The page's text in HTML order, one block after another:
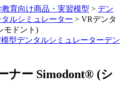
教育向け商品・実習模型 > デン
タルシミュレーター > VRデンタ
モドント)
型デンタルシミュレーターデン
ナー Simodont® (シ